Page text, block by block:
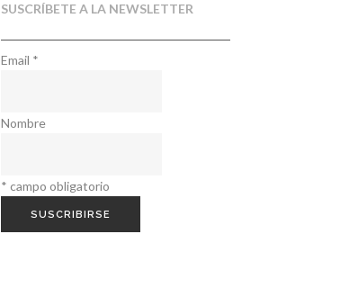
SUSCRÍBETE A LA NEWSLETTER
Email *
Nombre
* campo obligatorio